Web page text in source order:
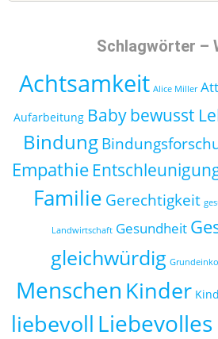
Schlagwörter –
Achtsamkeit Alice Miller
Aufarbeitung Babybewusst
Bindung
Empathie
Familie Gerechtigkeit
Landwirtschaft Gesundheit
gleichwürdig
Menschen Kinder
liebevoll